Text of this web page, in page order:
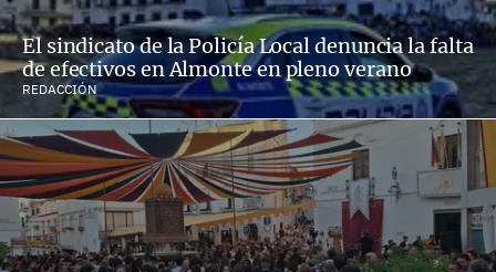
El sindicato de la Policía Local denuncia la falta
de efectivos en Almonte en pleno verano
REDACCIÓN